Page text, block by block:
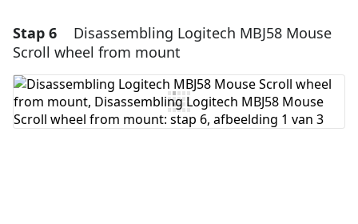
Voeg een opmerking toe
Voeg opmerking toe
Stap 6
Disassembling Logitech MBJ58 Mouse
Scroll wheel from mount